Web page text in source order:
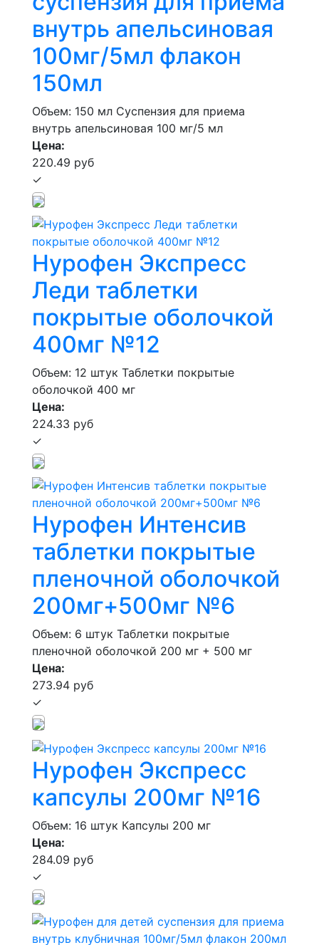
внутрь апельсиновая
100мг/5мл флакон
150мл
Объем: 150 мл Суспензия для приема
внутрь апельсиновая 100 мг/5 мл
Цена:
220.49 руб
✓
Нурофен Экспресс
Леди таблетки
покрытые оболочкой
400мг №12
Объем: 12 штук Таблетки покрытые
оболочкой 400 мг
Цена:
224.33 руб
✓
Нурофен Интенсив
таблетки покрытые
пленочной оболочкой
200мг+500мг №6
Объем: 6 штук Таблетки покрытые
пленочной оболочкой 200 мг + 500 мг
Цена:
273.94 руб
✓
Нурофен Экспресс
капсулы 200мг №16
Объем: 16 штук Капсулы 200 мг
Цена:
284.09 руб
✓